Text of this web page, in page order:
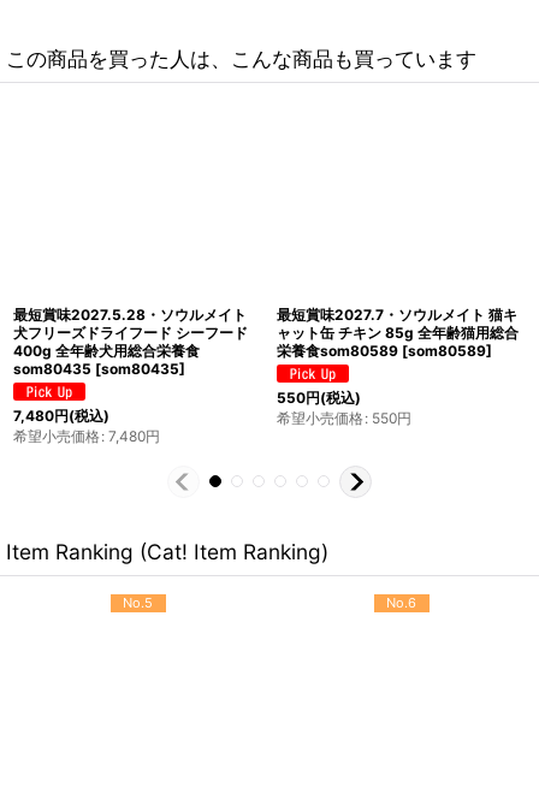
この商品を買った人は、こんな商品も買っています
最短賞味2027.2.5・ソウルメイト 猫
フリーズドライフード レッドミート
400g 全年齢猫用総合栄養食
som80466 [som80466]
7,480円(税込)
希望小売価格: 7,480円
最短賞味2027.12.15・ソウルメイト
猫フリーズドライフード シーフード
400g 全年齢猫用総合栄養食
som80527
7,480円(税込)
Item Ranking (Cat! Item Ranking)
No.5 No.6